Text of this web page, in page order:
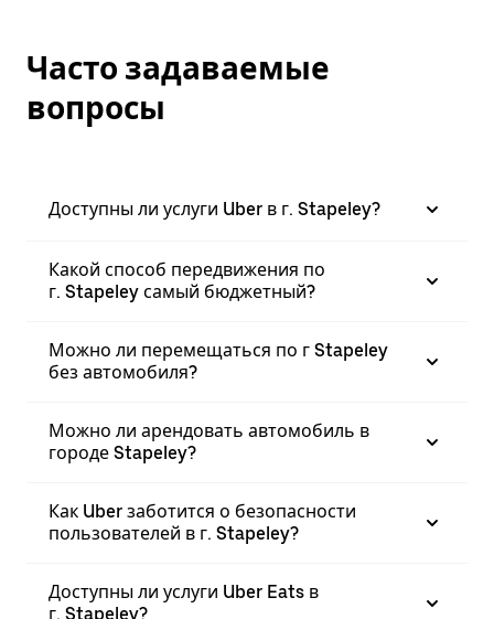
Часто задаваемые
вопросы
Доступны ли услуги Uber в г. Stapeley?
Какой способ передвижения по
г. Stapeley самый бюджетный?
Можно ли перемещаться по г Stapeley
без автомобиля?
Можно ли арендовать автомобиль в
городе Stapeley?
Как Uber заботится о безопасности
пользователей в г. Stapeley?
Доступны ли услуги Uber Eats в
г. Stapeley?